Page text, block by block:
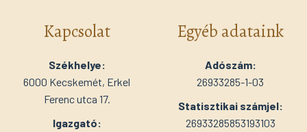
Kapcsolat
Székhelye:
6000 Kecskemét, Erkel
Ferenc utca 17.
Igazgató:
Egyéb adataink
Adószám:
26933285-1-03
Statisztikai számjel:
26933285853193103